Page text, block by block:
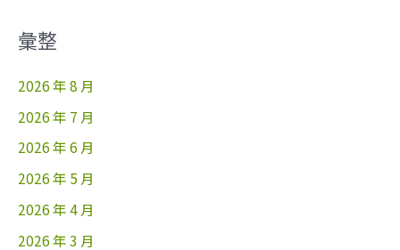
彙整
2026 年 8 月
2026 年 7 月
2026 年 6 月
2026 年 5 月
2026 年 4 月
2026 年 3 月